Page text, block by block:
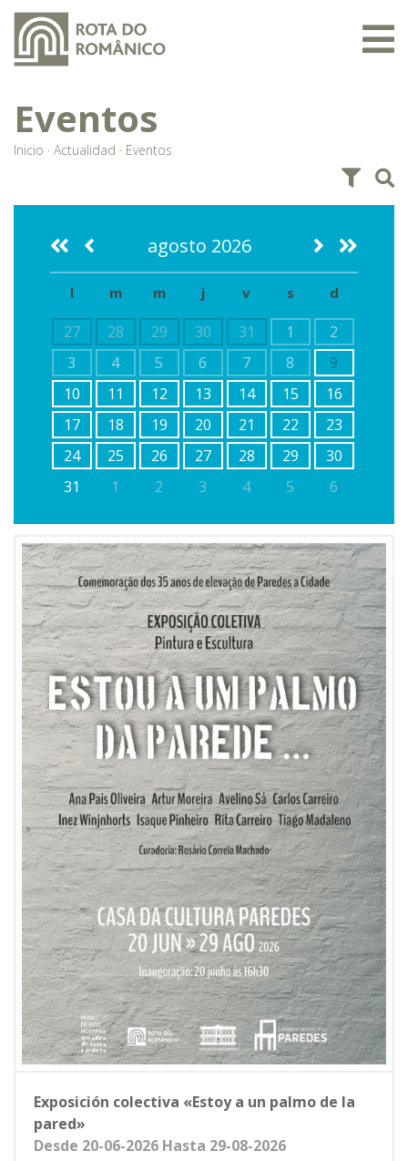
Eventos
Inicio · Actualidad · Eventos
agosto 2026
l m m j v s d
27 28 29 30 31 1
2
3
4 5 6 7 8
9
10
11 12 13 14 15
16
17
18 19 20 21 22
23
24
25 26 27 28 29
30
31
1 2 3 4 5 6
Exposición colectiva «Estoy a un palmo de la
pared»
Desde 20-06-2026 Hasta 29-08-2026